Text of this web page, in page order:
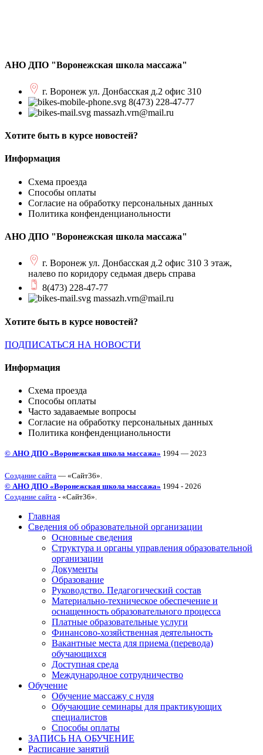
АНО ДПО "Воронежская школа массажа"
г. Воронеж ул. Донбасская д.2 офис 310
8(473) 228-47-77
massazh.vrn@mail.ru
Хотите быть в курсе новостей?
Информация
Схема проезда
Способы оплаты
Согласие на обработку персональных данных
Политика конфенденцианольности
АНО ДПО "Воронежская школа массажа"
г. Воронеж ул. Донбасская д.2 офис 310 3 этаж,
налево по коридору седьмая дверь справа
8(473) 228-47-77
massazh.vrn@mail.ru
Хотите быть в курсе новостей?
ПОДПИСАТЬСЯ НА НОВОСТИ
Информация
Схема проезда
Способы оплаты
Часто задаваемые вопросы
Согласие на обработку персональных данных
Политика конфенденцианольности
© АНО ДПО «Воронежская школа массажа» 1994 — 2023
Создание сайта — «Сайт36».
© АНО ДПО «Воронежская школа массажа» 1994 - 2026
Создание сайта - «Сайт36».
Главная
Сведения об образовательной организации
Основные сведения
Структура и органы управления образовательной
организации
Документы
Образование
Руководство. Педагогический состав
Материально-техническое обеспечение и
оснащенность образовательного процесса
Платные образовательные услуги
Финансово-хозяйственная деятельность
Вакантные места для приема (перевода)
обучающихся
Доступная среда
Международное сотрудничество
Обучение
Обучение массажу с нуля
Обучающие семинары для практикующих
специалистов
Способы оплаты
ЗАПИСЬ НА ОБУЧЕНИЕ
Расписание занятий